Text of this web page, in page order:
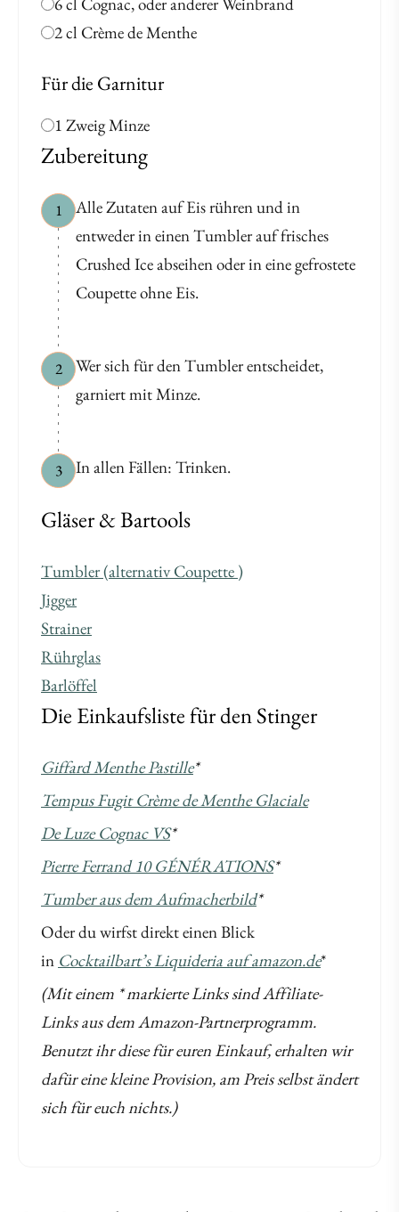
2 cl Crème de Menthe
Für die Garnitur
1 Zweig Minze
Zubereitung
1
Alle Zutaten auf Eis rühren und in
entweder in einen Tumbler auf frisches
Crushed Ice abseihen oder in eine gefrostete
Coupette ohne Eis.
2
Wer sich für den Tumbler entscheidet,
garniert mit Minze.
3 In allen Fällen: Trinken.
Gläser & Bartools
Tumbler (alternativ Coupette )
Jigger
Strainer
Rührglas
Barlöffel
Die Einkaufsliste für den Stinger
Giffard Menthe Pastille*
Tempus Fugit Crème de Menthe Glaciale
De Luze Cognac VS*
Pierre Ferrand 10 GÉNÉRATIONS*
Tumber aus dem Aufmacherbild*
Oder du wirfst direkt einen Blick
in Cocktailbart’s Liquideria auf amazon.de*
(Mit einem * markierte Links sind Affiliate-
Links aus dem Amazon-Partnerprogramm.
Benutzt ihr diese für euren Einkauf, erhalten wir
dafür eine kleine Provision, am Preis selbst ändert
sich für euch nichts.)